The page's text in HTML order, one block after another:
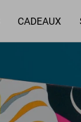
CADEAUX